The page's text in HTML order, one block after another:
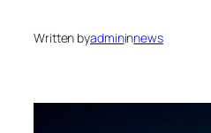
Written byadmininnews